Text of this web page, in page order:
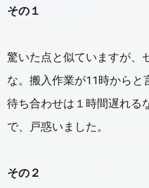
その１
驚いた点と似ていますが、
な。搬入作業が11時からと
待ち合わせは１時間遅れる
で、戸惑いました。
その２